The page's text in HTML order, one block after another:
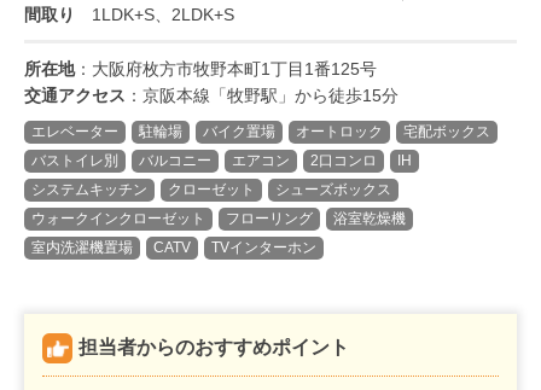
間取り
1LDK+S、2LDK+S
所在地：大阪府枚方市牧野本町1丁目1番125号
交通アクセス ：京阪本線「牧野駅」から徒歩15分
エレベーター 駐輪場 バイク置場 オートロック
宅配ボックス
バストイレ別
バルコニー エアコン 2口コンロ
IH
システムキッチン
クローゼット
シューズボックス
ウォークインクローゼット
フローリング
浴室乾燥機
室内洗濯機置場
CATV TVインターホン
担当者からのおすすめポイント